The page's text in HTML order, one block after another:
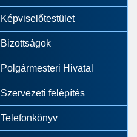
Képviselőtestület
Bizottságok
Polgármesteri Hivatal
Szervezeti felépítés
Telefonkönyv